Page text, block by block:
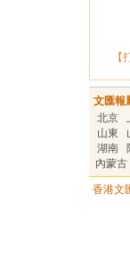
【
文匯報
北京
山東
湖南
內蒙古
香港文